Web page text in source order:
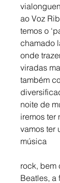
ao Voz
temos o
chamado
onde
viradas
também
noite de
iremos ter
vamos ter
música
rock, bem
Beatles, a